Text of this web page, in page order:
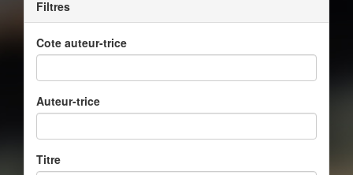
Filtres
Cote auteur-trice
Auteur-trice
Titre